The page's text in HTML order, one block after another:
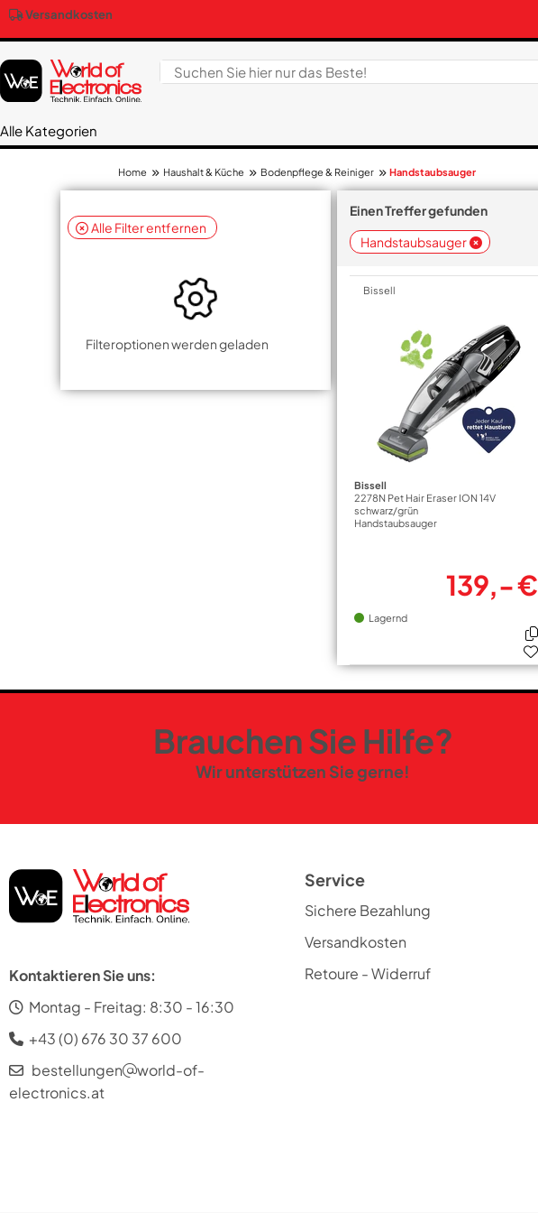
Versandkosten
Alle Kategorien
Home Haushalt & Küche Bodenpflege & Reiniger Handstaubsauger
Alle Filter entfernen
Filteroptionen werden geladen
Einen Treffer gefunden
Handstaubsauger
Bissell
Bissell
2278N Pet Hair Eraser ION 14V
schwarz/grün
Handstaubsauger
139,- €
Lagernd
Brauchen Sie Hilfe?
Wir unterstützen Sie gerne!
Kontaktieren Sie uns:
Montag - Freitag: 8:30 - 16:30
+43 (0) 676 30 37 600
bestellungen
world-of-
electronics.at
Service
Sichere Bezahlung
Versandkosten
Retoure - Widerruf